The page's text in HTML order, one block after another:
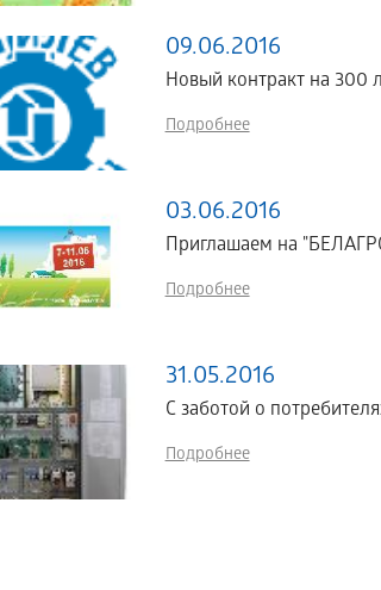
09.06.2016
Новый контракт на 300
Подробнее
03.06.2016
Приглашаем на
Подробнее
31.05.2016
С заботой о
Подробнее